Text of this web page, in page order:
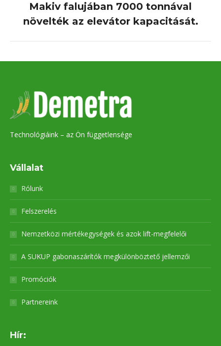
Next
project:
Makiv falujában 7000 tonnával
növelték az elevátor kapacitását.
Technológiáink – az Ön függetlensége
Vállalat
Rólunk
Felszerelés
Nemzetközi mértékegységek és azok lift-megfelelői
A SUKUP gabonaszárítók megkülönböztető jellemzői
Promóciók
Partnereink
Hír: